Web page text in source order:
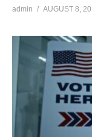
admin AUGUST 8,